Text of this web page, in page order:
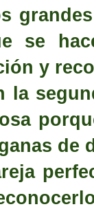
se
y
la
de